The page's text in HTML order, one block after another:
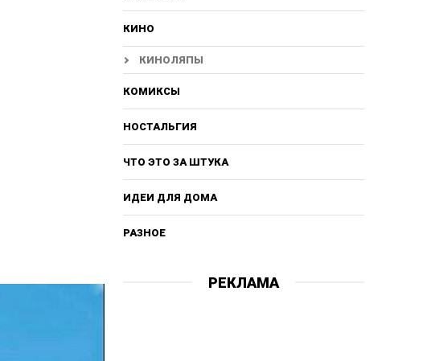
КИНО
КИНОЛЯПЫ
КОМИКСЫ
НОСТАЛЬГИЯ
ЧТО ЭТО ЗА ШТУКА
ИДЕИ ДЛЯ ДОМА
РАЗНОЕ
РЕКЛАМА